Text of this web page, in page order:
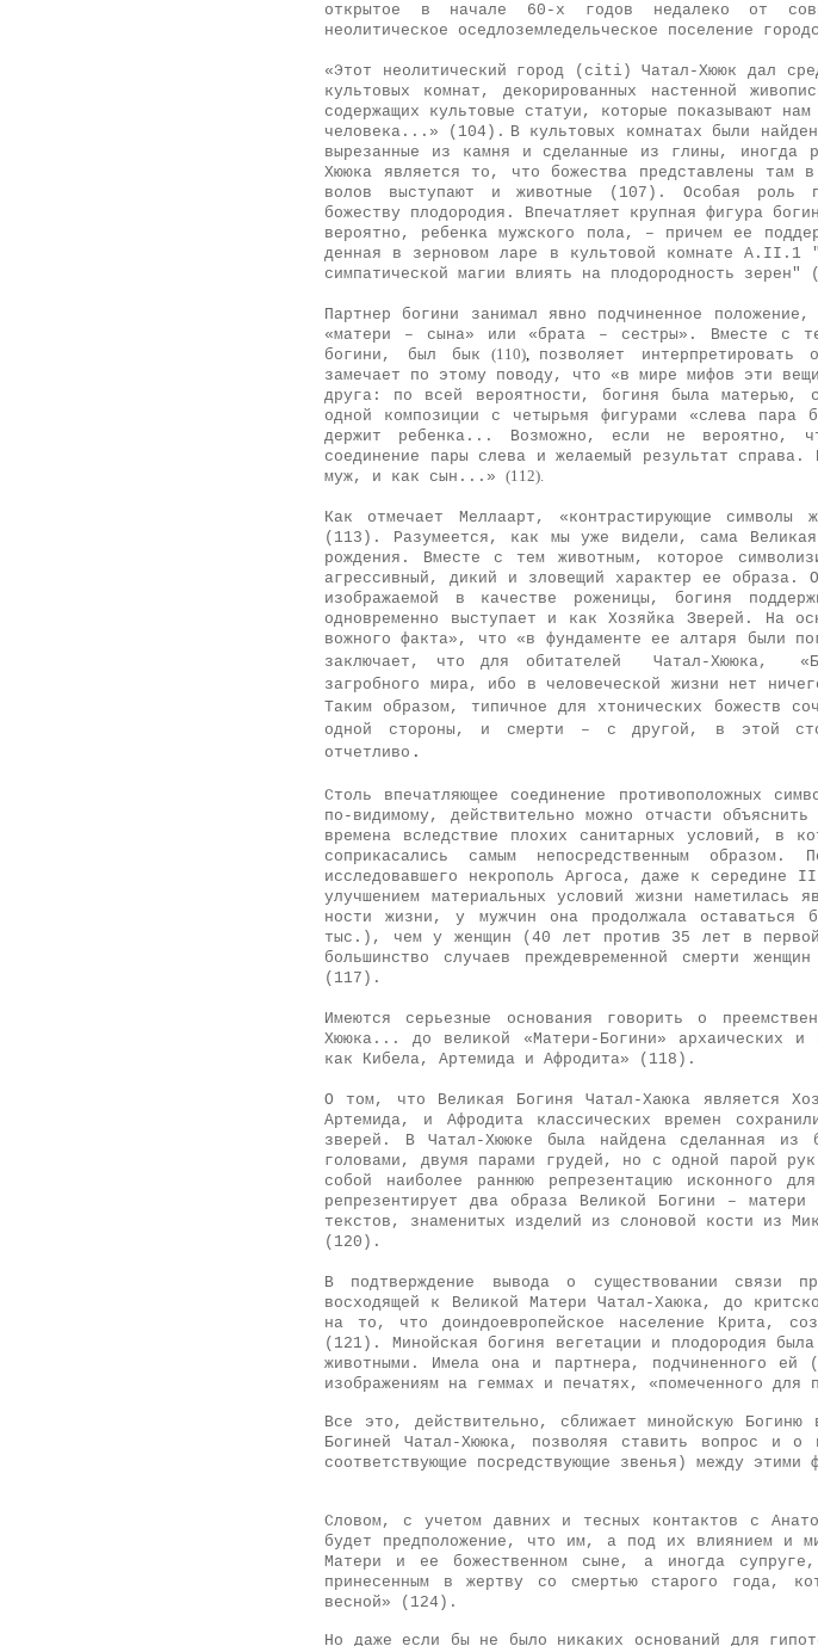
открытое в начале 60-х годов недалеко от
неолитическое оседлоземледельческое поселение
«Этот неолитический город (citi)
Чатал-Хююк дал
культовых комнат, декорированных настенной
содержащих культовые статуи, которые пока­зывают
человека...» (104). В культовых комнатах были
вырезанные из камня и сделанные из глины, иногда
Хююка является то, что божества представлены там
волов выступают и животные (107). Особая роль
божеству плодородия. Впе­чатляет крупная фигура
вероятно, ребенка мужского пола, – причем ее
денная в зерновом ларе в культовой комнате А.II.1 "
симпатической магии влиять на плодородность
Партнер богини занимал явно подчиненное
«матери – сына» или «брата – сестры». Вместе с
богини, был бык (110), позволяет
замечает по этому поводу, что «в мире мифов эти
друга: по всей ве­роятности, богиня была матерью,
одной композиции с четырьмя фигура­ми «слева пара
держит ребенка... Возможно, если не вероятно,
соединение пары сле­ва и желаемый результат
муж, и как сын...» (112).
Как отмечает Меллаарт, «контрастирующие
(113). Разумеется, как мы уже видели, сама
рождения. Вместе с тем животным, которое
агрессивный, дикий и зловещий характер ее
изображаемой в ка­честве роженицы, богиня
одновременно выступает и как Хозяйка Зверей. На
вожного факта», что «в фундаменте ее алтаря были
заключает, что для обитателей Чатал-Хююка,
загробного мира, ибо в человеческой жизни нет
Таким образом, типичное для хтонических божеств
одной стороны, и смерти – с другой, в этой
отчетливо .
Столь впечатляющее соединение противоположных
по-видимому, дей­ствительно можно отчасти
времена вследствие плохих санитар­ных условий, в
соприкасались самым непосредственным
исследовавшего некро­поль Аргоса, даже к середине II
улучшением материальных условий жизни наметилась
ности жизни, у мужчин она продолжала
тыс.), чем у женщин (40 лет против 35 лет в
большинство случаев преждевременной смерти
(117).
Имеются серьезные основания говорить о
Хююка... до великой «Матери-Богини» архаических
как Кибела, Артемида и Афродита» (118).
О том, что Великая Богиня Чатал-Хаюка является
Артемида, и Афро­дита классических времен
зверей. В Чатал-Хююке была найдена сделанная из
головами, двумя парами грудей, но с одной парой
собой наиболее раннюю репрезентацию исконного
репрезентирует два образа Великой Богини –
текстов, знаменитых изделий из слоновой кости из
(120).
В подтверждение вывода о существовании связи
восходящей к Великой Матери Чатал-Хаюка, до
на то, что доиндоевропейское населе­ние Крита,
(121).
Минойская богиня вегетации и плодородия
животными. Имела
она и партнера, подчиненного ей
изображениям на геммах и печатях, «помеченного для
Все это, действительно, сближает минойскую
Богиней Чатал-Хююка, позволяя ставить вопрос и о
соответствующие посредствующие звенья) между этими
Словом, с учетом давних и тесных контактов с
будет предположе­ние, что им, а под их влиянием и
Матери и ее божественном сыне, а иногда
принесенным в жертву со смертью старого года,
весной» (124).
Но даже если бы не было никаких оснований для